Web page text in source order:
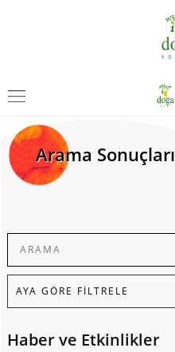
Arama Sonuçları
Haber ve Etkinlikler